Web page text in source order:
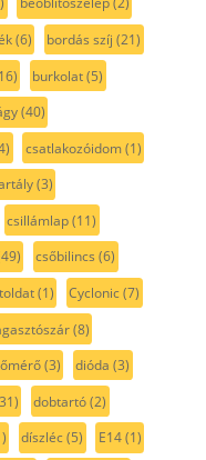
(6) bordás szíj (21)
burkolat(5)
(40)
csatlakozóidom(1)
(3)
csillámlap(11)
csőbilincs (6)
(1) Cyclonic(7)
(8)
(3) dióda (3)
dobtartó(2)
díszléc(5) E14(1)